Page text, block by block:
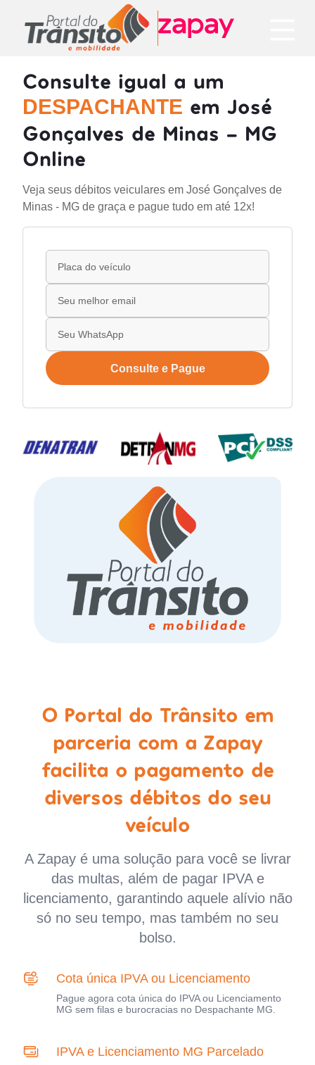
Consulte igual a um
DESPACHANTE em José
Gonçalves de Minas - MG
Online
Veja seus débitos veiculares em José Gonçalves de
Minas - MG de graça e pague tudo em até 12x!
Consulte e Pague
O Portal do Trânsito em
parceria com a Zapay
facilita o pagamento de
diversos débitos do seu
veículo
A Zapay é uma solução para você se livrar
das multas, além de pagar IPVA e
licenciamento, garantindo aquele alívio não
só no seu tempo, mas também no seu
bolso.
Cota única IPVA ou Licenciamento
Pague agora cota única do IPVA ou Licenciamento
MG sem filas e burocracias no Despachante MG.
IPVA e Licenciamento MG Parcelado